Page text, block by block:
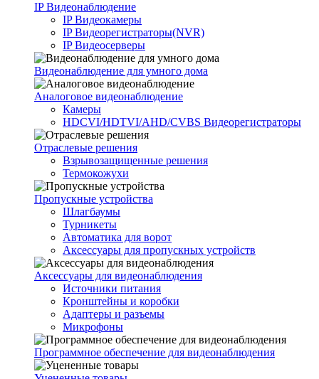
IP Видеонаблюдение
IP Видеокамеры
IP Видеорегистраторы(NVR)
IP Видеосерверы
Видеонаблюдение для умного дома
Аналоговое видеонаблюдение
Камеры
HDCVI/HDTVI/AHD/CVBS Видеорегистраторы
Отраслевые решения
Взрывозащищенные решения
Термокожухи
Пропускные устройства
Шлагбаумы
Турникеты
Автоматика для ворот
Аксессуары для пропускных устройств
Аксессуары для видеонаблюдения
Источники питания
Кронштейны и коробки
Адаптеры и разъемы
Микрофоны
Программное обеспечение для видеонаблюдения